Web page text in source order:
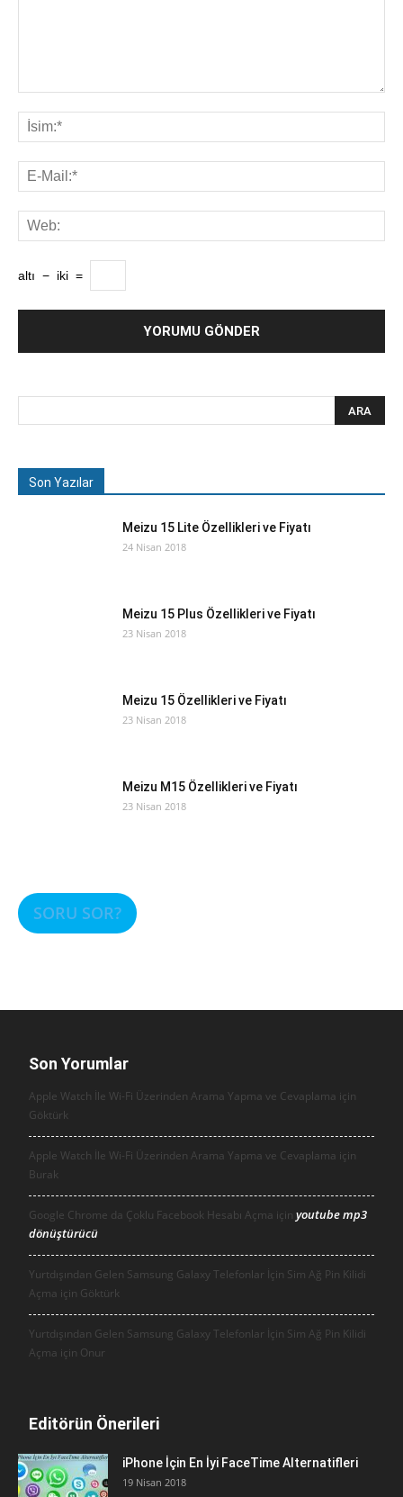
altı − iki =
Son Yazılar
Meizu 15 Lite Özellikleri ve Fiyatı
24 Nisan 2018
Meizu 15 Plus Özellikleri ve Fiyatı
23 Nisan 2018
Meizu 15 Özellikleri ve Fiyatı
23 Nisan 2018
Meizu M15 Özellikleri ve Fiyatı
23 Nisan 2018
SORU SOR?
Son Yorumlar
Apple Watch İle Wi-Fi Üzerinden Arama Yapma ve Cevaplama için
Göktürk
Apple Watch İle Wi-Fi Üzerinden Arama Yapma ve Cevaplama için
Burak
Google Chrome da Çoklu Facebook Hesabı Açma için youtube mp3
dönüştürücü
Yurtdışından Gelen Samsung Galaxy Telefonlar İçin Sim Ağ Pin Kilidi
Açma için Göktürk
Yurtdışından Gelen Samsung Galaxy Telefonlar İçin Sim Ağ Pin Kilidi
Açma için Onur
Editörün Önerileri
iPhone İçin En İyi FaceTime Alternatifleri
19 Nisan 2018